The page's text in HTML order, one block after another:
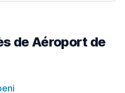
de Aéroport de